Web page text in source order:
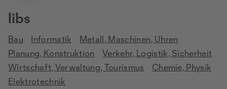
libs
Bau Informatik
Metall, Maschinen, Uhren
Planung, Konstruktion
Verkehr, Logistik, Sicherheit
Wirtschaft, Verwaltung, Tourismus
Chemie, Physik
Elektrotechnik